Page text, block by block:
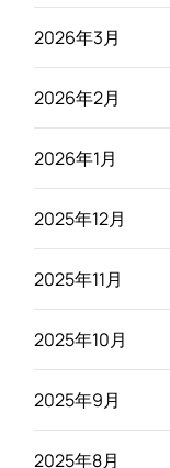
2026年3月
2026年2月
2026年1月
2025年12月
2025年11月
2025年10月
2025年9月
2025年8月